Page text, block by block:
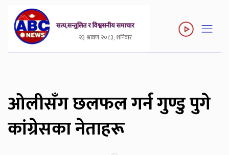
२३ श्रावण २०८३, शनिबार
ओलीसँग छलफल गर्न गुण्डु पुगे
कांग्रेसका नेताहरू